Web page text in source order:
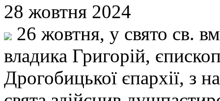
28 жовтня 2024
26 жовтня, у свято св.
владика Григорій,
Дрогобицької єпархії, з